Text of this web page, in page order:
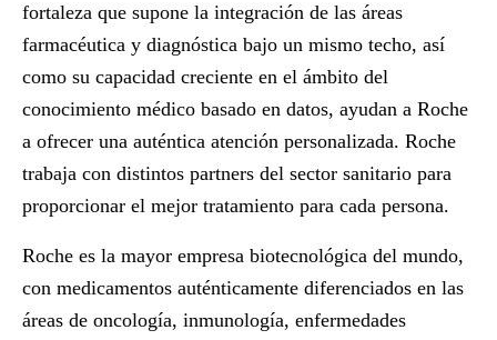
fortaleza que supone la integración de las áreas
farmacéutica y diagnóstica bajo un mismo techo, así
como su capacidad creciente en el ámbito del
conocimiento médico basado en datos, ayudan a Roche
a ofrecer una auténtica atención personalizada. Roche
trabaja con distintos partners del sector sanitario para
proporcionar el mejor tratamiento para cada persona.
Roche es la mayor empresa biotecnológica del mundo,
con medicamentos auténticamente diferenciados en las
áreas de oncología, inmunología, enfermedades